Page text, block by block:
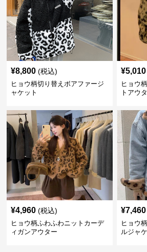
¥8,800 (税込)
ヒョウ柄切り替えボアファージ
ャケット
¥5,010
ヒョウ
トアウ
¥4,960 (税込)
ヒョウ柄ふわふわニットカーデ
ィガンアウター
¥7,460
ヒョウ
ルジャ